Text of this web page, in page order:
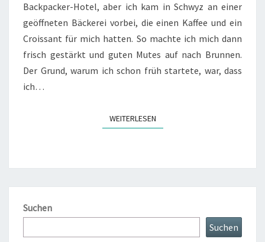
Backpacker-Hotel, aber ich kam in Schwyz an einer
geöffneten Bäckerei vorbei, die einen Kaffee und ein
Croissant für mich hatten. So machte ich mich dann
frisch gestärkt und guten Mutes auf nach Brunnen.
Der Grund, warum ich schon früh startete, war, dass
ich…
WEITERLESENWEITERLESEN
Suchen
Suchen